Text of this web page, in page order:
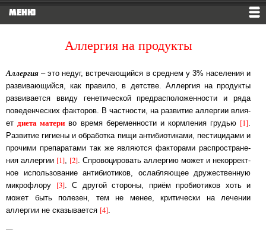
МЕНЮ
Аллергия на продукты
Аллергия – это недуг, встречающийся в среднем у 3% населения и
раз­ви­ваю­щий­ся, как правило, в детстве. Аллергия на продукты
развивается ввиду генетической пред­рас­по­ло­жен­нос­ти и ряда
поведенческих факторов. В частности, на развитие аллергии влия­
ет диета матери во время беременности и кормления грудью [1]
Развитие ги­гие­ны и обработка пищи антибиотиками, пестицидами и
прочими препаратами так же яв­ля­ют­ся фак­то­ра­ми рас­про­стра­не­
ния аллергии [1] [2] . Спро­во­ци­ро­вать аллергию мо­жет и не­кор­рект­
ное ис­поль­зо­ва­ние антибиотиков, ослабляющее дру­жест­вен­ную
мик­ро­фло­ру [3]. С другой стороны, приём пробиотиков хоть и
может быть полезен, тем не ме­нее, кри­ти­чес­ки на лечении
аллергии не сказывается [4]